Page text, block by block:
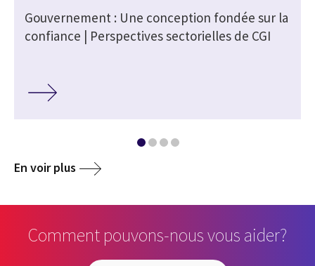
Gouvernement : Une conception fondée sur la
confiance | Perspectives sectorielles de CGI
En voir plus
Comment pouvons-nous vous aider?